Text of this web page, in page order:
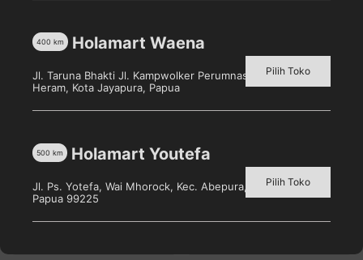
Cussons Baby Soap Soft
& Smooth 75gr
Pilih toko untuk melihat
harga
Soft & Smooth Baby
Wipes 10’s
Pilih toko untuk melihat
Holamart Waena
400 km
Jl. Taruna Bhakti Jl. Kampwolker Perumnas 3, Waena, Kec.
Heram, Kota Jayapura, Papua
Pilih Toko
Holamart Youtefa
500 km
Jl. Ps. Yotefa, Wai Mhorock, Kec. Abepura, Kota Jayapura,
Papua 99225
Pilih Toko